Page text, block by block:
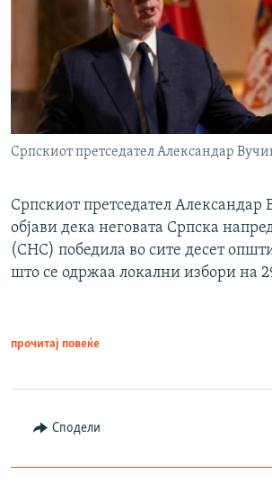
Српскиот претседател Александар
Српскиот претседател Александар
објави дека неговата Српска
(СНС) победила во сите десет
што се одржаа локални избори на
прочитај повеќе
Сподели